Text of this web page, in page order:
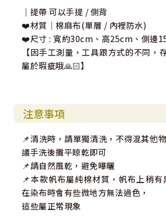
｜提帶 可以手提 / 側背
❤️材質｜棉麻布(單層 / 內裡防水)
❤️尺寸 : 寬約30cm、高25cm、側邊
【因手工測量，工具跟方式的不同，
屬於瑕疵哦🙏🏻】
注意事項
📌清洗時，請單獨清洗，不得混其他
議手洗後攤平晾乾即可
📌請自然風乾，避免曝曬
📌本款帆布屬純棉材質，帆布上稍
在染布時會有些微地方無法過色，
這些屬正常現象